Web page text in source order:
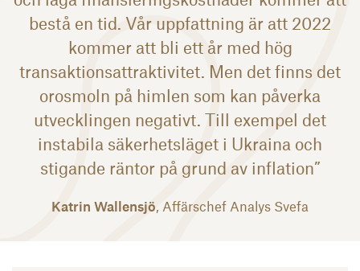
bestå en tid. Vår uppfattning är att 2022
kommer att bli ett år med hög
transaktionsattraktivitet. Men det finns det
orosmoln på himlen som kan påverka
utvecklingen negativt. Till exempel det
instabila säkerhetsläget i Ukraina och
stigande räntor på grund av inflation”
Katrin Wallensjö , Affärschef Analys Svefa